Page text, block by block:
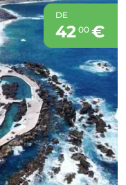
DE
42 00€